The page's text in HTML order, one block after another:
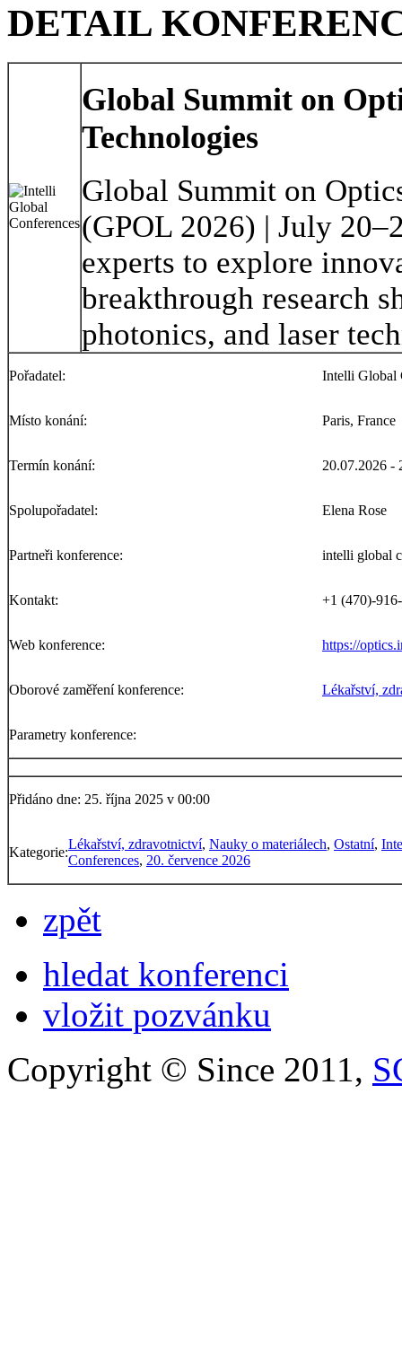
DETAIL
Global Summit on
Technologies
Global Summit on
(GPOL 2026) | July
experts to explore
breakthrough research
photonics, and laser
Pořadatel: Intelli Global
Místo konání: Paris, France
Termín konání: 20.07.2026 -
Spolupořadatel: Elena Rose
Partneři konference: intelli global
Kontakt: +1 (470)-
Web konference: https://
Oborové zaměření konference: Lékařství,
Parametry konference:
Přidáno dne: 25. října 2025 v 00:00
Kategorie:
Lékařství, zdravotnictví, Nauky o materiálech, Ostatní,
Conferences, 20. července 2026
zpět
hledat konferenci
vložit pozvánku
Copyright © Since 2011,